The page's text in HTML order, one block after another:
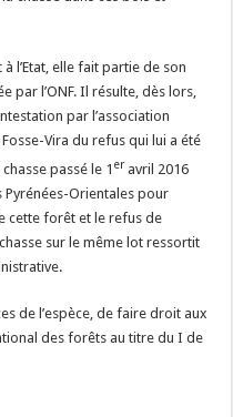
l’Etat, elle fait partie de son
par l’ONF. Il résulte, dès lors,
par l’association
Vira du refus qui lui a été
passé le 1 er avril 2016
Pyrénées-Orientales pour
cette forêt et le refus de
sur le même lot ressortit
de l’espèce, de faire droit aux
des forêts au titre du I de